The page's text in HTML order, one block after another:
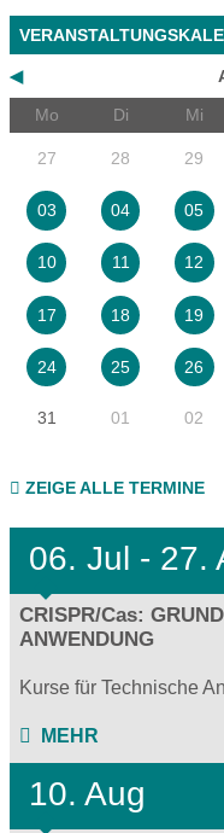
◀
Mo
Di Mi
27 28 29
03 04 05
10 11 12
17 18 19
24 25 26
31 01 02
ZEIGE ALLE TERMINE
06. Jul - 27.
CRISPR/Cas:
ANWENDUNG
Kurse für Technische
MEHR
10. Aug